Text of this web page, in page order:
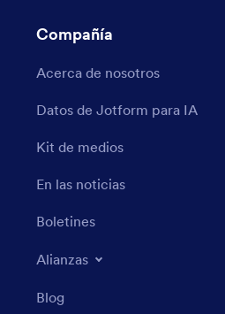
Compañía
Acerca de nosotros
Datos de Jotform para IA
Kit de medios
En las noticias
Boletines
Alianzas
Blog